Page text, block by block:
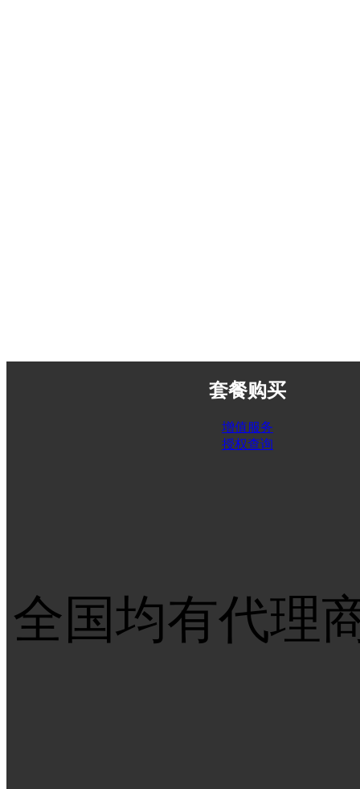
套餐购买
增值服务
授权查询
全国均有代理